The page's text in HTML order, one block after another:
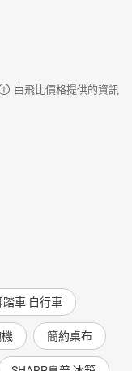
由飛比價格提供的資訊
踏車 自行車
簡約桌布